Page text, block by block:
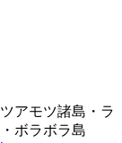
アモツ諸島・ラ
ボラボラ島